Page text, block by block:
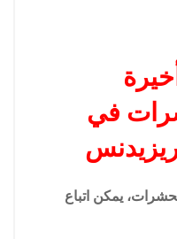
في
يمكن اتباع